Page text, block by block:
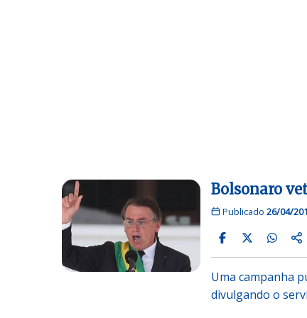
Bolsonaro
Publicado 26/04/
Uma campanha
divulgando o